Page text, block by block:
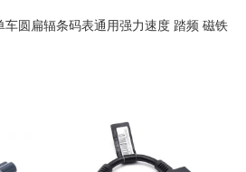
圆扁辐条码表通用强力速度 踏频 磁铁